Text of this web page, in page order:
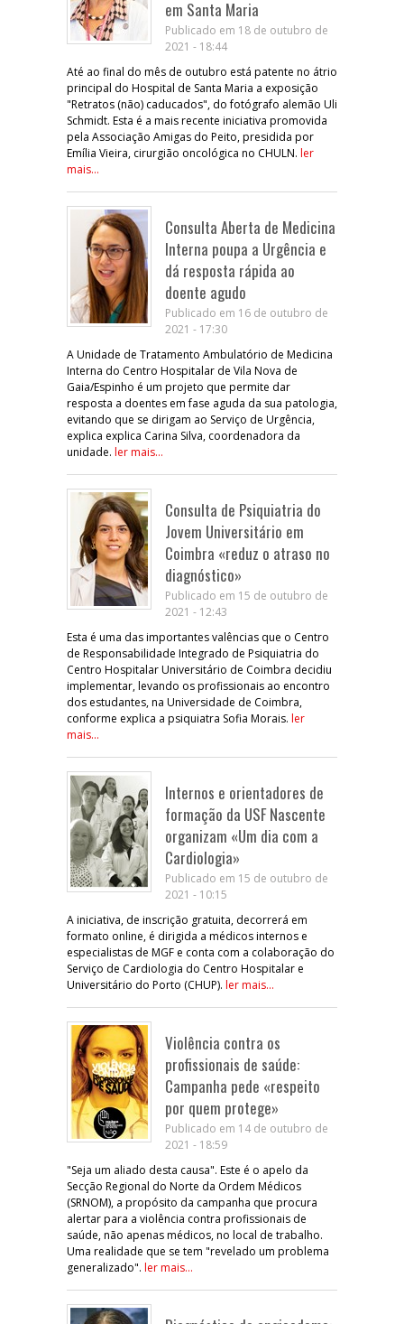
em Santa Maria
Publicado em 18 de outubro de
2021 - 18:44
Até ao final do mês de outubro está patente no átrio
principal do Hospital de Santa Maria a exposição
"Retratos (não) caducados", do fotógrafo alemão Uli
Schmidt. Esta é a mais recente iniciativa promovida
pela Associação Amigas do Peito, presidida por
Emília Vieira, cirurgião oncológica no CHULN. ler
mais...
Consulta Aberta de Medicina
Interna poupa a Urgência e
dá resposta rápida ao
doente agudo
Publicado em 16 de outubro de
2021 - 17:30
A Unidade de Tratamento Ambulatório de Medicina
Interna do Centro Hospitalar de Vila Nova de
Gaia/Espinho é um projeto que permite dar
resposta a doentes em fase aguda da sua patologia,
evitando que se dirigam ao Serviço de Urgência,
explica explica Carina Silva, coordenadora da
unidade. ler mais...
Consulta de Psiquiatria do
Jovem Universitário em
Coimbra «reduz o atraso no
diagnóstico»
Publicado em 15 de outubro de
2021 - 12:43
Esta é uma das importantes valências que o Centro
de Responsabilidade Integrado de Psiquiatria do
Centro Hospitalar Universitário de Coimbra decidiu
implementar, levando os profissionais ao encontro
dos estudantes, na Universidade de Coimbra,
conforme explica a psiquiatra Sofia Morais. ler
mais...
Internos e orientadores de
formação da USF Nascente
organizam «Um dia com a
Cardiologia»
Publicado em 15 de outubro de
2021 - 10:15
A iniciativa, de inscrição gratuita, decorrerá em
formato online, é dirigida a médicos internos e
especialistas de MGF e conta com a colaboração do
Serviço de Cardiologia do Centro Hospitalar e
Universitário do Porto (CHUP). ler mais...
Violência contra os
profissionais de saúde:
Campanha pede «respeito
por quem protege»
Publicado em 14 de outubro de
2021 - 18:59
"Seja um aliado desta causa". Este é o apelo da
Secção Regional do Norte da Ordem Médicos
(SRNOM), a propósito da campanha que procura
alertar para a violência contra profissionais de
saúde, não apenas médicos, no local de trabalho.
Uma realidade que se tem "revelado um problema
generalizado". ler mais...